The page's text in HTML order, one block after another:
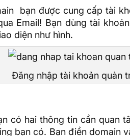
bạn được cung cấp tài
Email! Bạn dùng tài
diện như hình.
Đăng nhập tài khoản quản
có hai thông tin cần quan
bạn có. Bạn điền domain